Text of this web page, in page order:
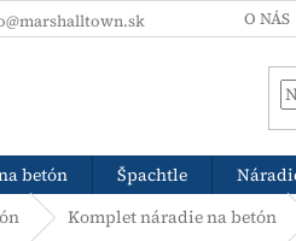
O NÁS
betón Špachtle
Komplet náradie na betón